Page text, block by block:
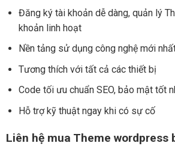
Đăng ký tài khoản dễ dàng, quản lý
khoản linh hoạt
Nền tảng sử dụng công nghệ mới
Tương thích với tất cả các thiết bị
Code tối ưu chuẩn SEO, bảo mật tốt
Hỗ trợ kỹ thuật ngay khi có sự cố
Liên hệ mua Theme wordpress